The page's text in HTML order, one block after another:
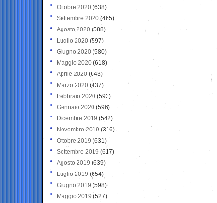
Ottobre 2020 (638)
Settembre 2020(465)
Agosto 2020 (588)
Luglio 2020 (597)
Giugno 2020 (580)
Maggio 2020 (618)
Aprile 2020 (643)
Marzo 2020 (437)
Febbraio 2020 (593)
Gennaio 2020 (596)
Dicembre 2019 (542)
Novembre 2019 (316)
Ottobre 2019 (631)
Settembre 2019 (617)
Agosto 2019 (639)
Luglio 2019 (654)
Giugno 2019 (598)
Maggio 2019 (527)